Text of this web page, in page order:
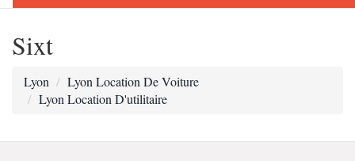
Sixt
Lyon
Lyon Location De Voiture
Lyon Location D'utilitaire